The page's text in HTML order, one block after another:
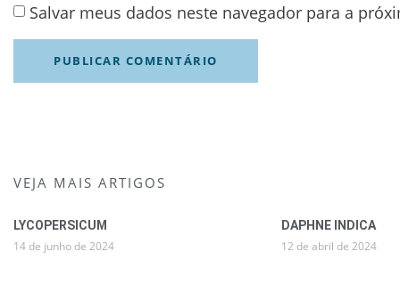
Salvar meus dados neste navegador para a
VEJA MAIS ARTIGOS
LYCOPERSICUM
14 de junho de 2024
DAPHNE INDICA
12 de abril de 2024